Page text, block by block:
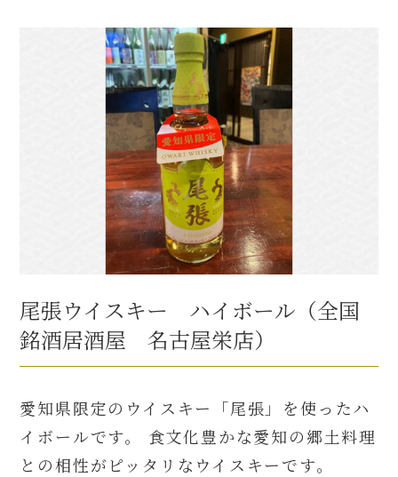
尾張ウイスキー ハイボール（全国
銘酒居酒屋 名古屋栄店）
愛知県限定のウイスキー「尾張」を使ったハ
イボールです。 食文化豊かな愛知の郷土料理
との相性がピッタリなウイスキーです。